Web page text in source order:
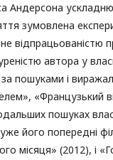
Андерсона
зумовлена
відпрацьованістю
автора у
пошуками і
«Французький
пошуках
його попередні
місяця» (2012), і